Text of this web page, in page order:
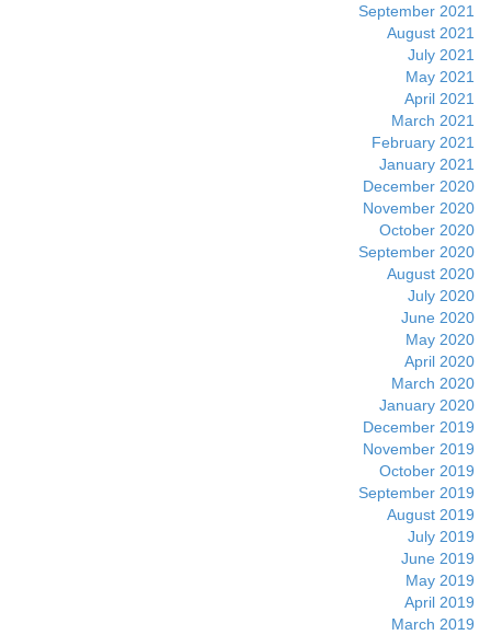
September 2021
August 2021
July 2021
May 2021
April 2021
March 2021
February 2021
January 2021
December 2020
November 2020
October 2020
September 2020
August 2020
July 2020
June 2020
May 2020
April 2020
March 2020
January 2020
December 2019
November 2019
October 2019
September 2019
August 2019
July 2019
June 2019
May 2019
April 2019
March 2019